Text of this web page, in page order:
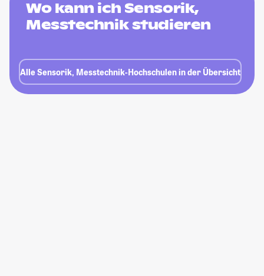
Wo kann ich Sensorik,
Messtechnik studieren
Alle Sensorik, Messtechnik-Hochschulen in der Übersicht